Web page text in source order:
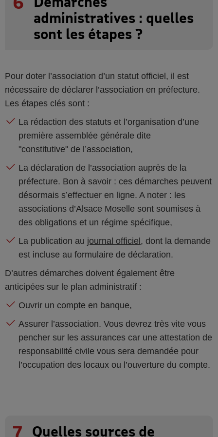
administratives : quelles
sont les étapes ?
Pour doter l’association d’un statut officiel, il est
nécessaire de déclarer l’association en préfecture.
Les étapes clés sont :
La rédaction des statuts et l’organisation d’une
première assemblée générale dite
"constitutive" de l’association,
La déclaration de l’association auprès de la
préfecture. Bon à savoir : ces démarches peuvent
désormais s’effectuer en ligne. A noter : les
associations d’Alsace Moselle sont soumises à
des obligations et un régime spécifique,
La publication au journal officiel , dont la demande
est incluse au formulaire de déclaration.
D’autres démarches doivent également être
anticipées sur le plan administratif :
Ouvrir un compte en banque,
Assurer l’association. Vous devrez très vite vous
pencher sur les assurances car une attestation de
responsabilité civile vous sera demandée pour
l’occupation des locaux ou l’ouverture du compte.
7 Quelles sources de